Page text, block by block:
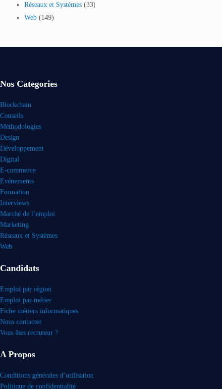
Réseaux et Systèmes (33)
Web (149)
Nos Categories
Blockchain
Conseils
Méthodologies
Design
Développement
Digital
E-commerce
Evénements
Formation
Interviews
Marché de l’emploi
Marketing
Réseaux et Systèmes
Web
Candidats
Emploi par région
Emploi par métier
Fiche métiers informatiques
Nous contacter
Vous êtes recruteur ?
A Propos
Conditions générales d’utilisation
Politique de confidentialité